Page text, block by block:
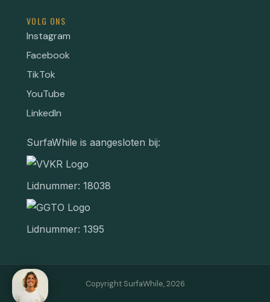
VOLG ONS
Instagram
Facebook
TikTok
YouTube
LinkedIn
SurfaWhile is aangesloten bij:
Lidnummer: 18038
Lidnummer: 1395
Copyright SurfaWhile,2026